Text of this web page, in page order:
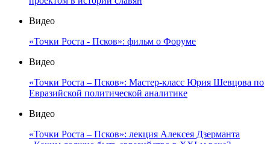
Видео
«Точки Роста - Псков»: фильм о Форуме
Видео
«Точки Роста – Псков»: Мастер-класс Юрия Шевцова по
Евразийской политической аналитике
Видео
«Точки Роста – Псков»: лекция Алексея Дзерманта